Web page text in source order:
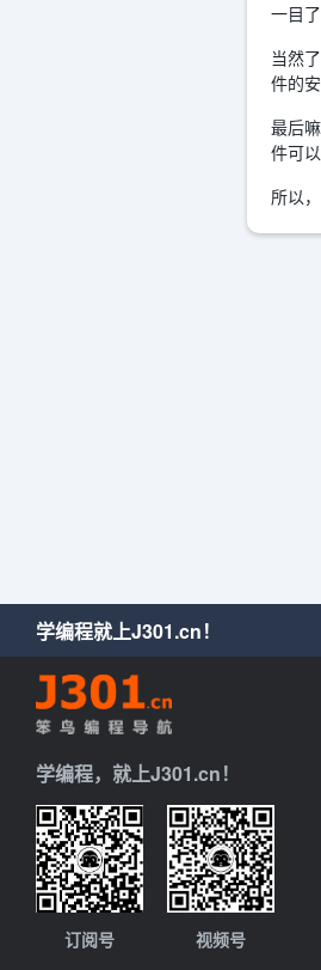
一目了
当然
件的
最后
件可
所以
学编程就上J301.cn！
学编程，就上J301.cn！
订阅号 视频号